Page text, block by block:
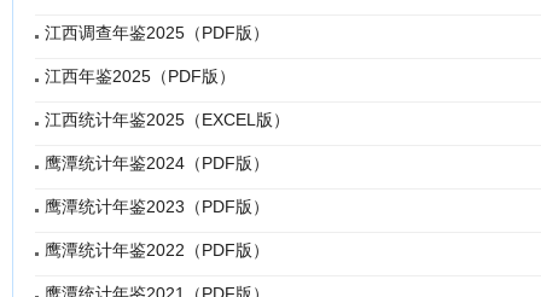
江西调查年鉴2025（PDF版）
江西年鉴2025（PDF版）
江西统计年鉴2025（EXCEL版）
鹰潭统计年鉴2024（PDF版）
鹰潭统计年鉴2023（PDF版）
鹰潭统计年鉴2022（PDF版）